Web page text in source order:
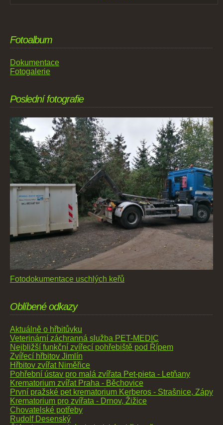
Fotoalbum
Dokumentace
Fotogalerie
Poslední fotografie
Fotodokumentace uschlých keřů
Oblíbené odkazy
Aktuálně o hřbitůvku
Veterinární záchranná služba PET-MEDIC
Nejbližší funkční zvířecí pohřebiště pod Řípem
Zvířecí hřbitov Jimlín
Hřbitov zvířat Niměřice
Pohřební ústav pro malá zvířata Pet-pieta - Letňany
Krematorium zvířat Praha - Běchovice
První pražské pet krematorium Kerberos - Strašnice, Zápy
Krematorium pro zvířata - Drnov, Žižice
Chovatelské potřeby
Rudolf Desenský